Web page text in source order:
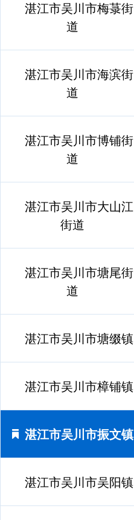
湛江市吴川市梅菉街
道
湛江市吴川市海滨街
道
湛江市吴川市博铺街
道
湛江市吴川市大山江
街道
湛江市吴川市塘尾街
道
湛江市吴川市塘缀镇
湛江市吴川市樟铺镇
湛江市吴川市振文镇
湛江市吴川市吴阳镇